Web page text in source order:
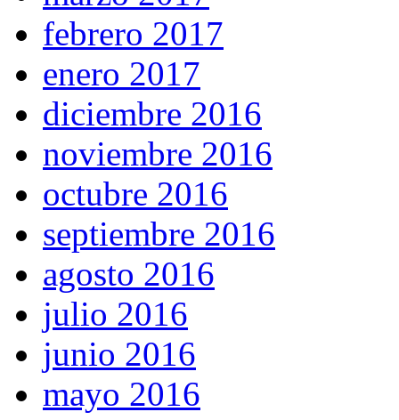
febrero 2017
enero 2017
diciembre 2016
noviembre 2016
octubre 2016
septiembre 2016
agosto 2016
julio 2016
junio 2016
mayo 2016